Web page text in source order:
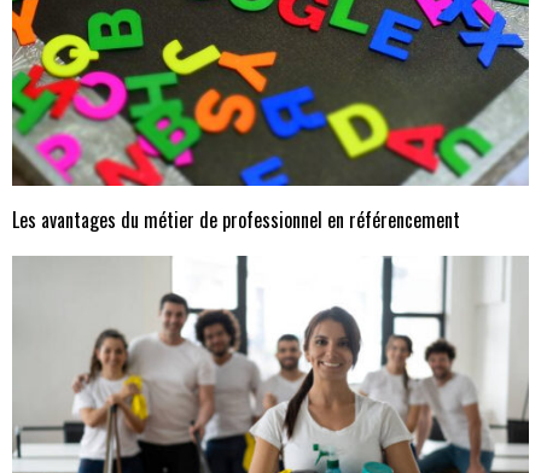
Les avantages du métier de professionnel en référencement